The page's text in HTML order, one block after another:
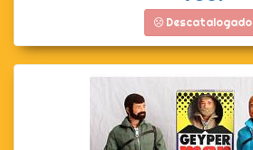
Descatalogado